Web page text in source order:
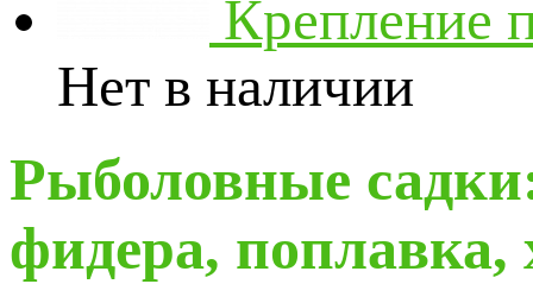
Крепление
Нет в наличии
Рыболовные
фидера, поплавка,